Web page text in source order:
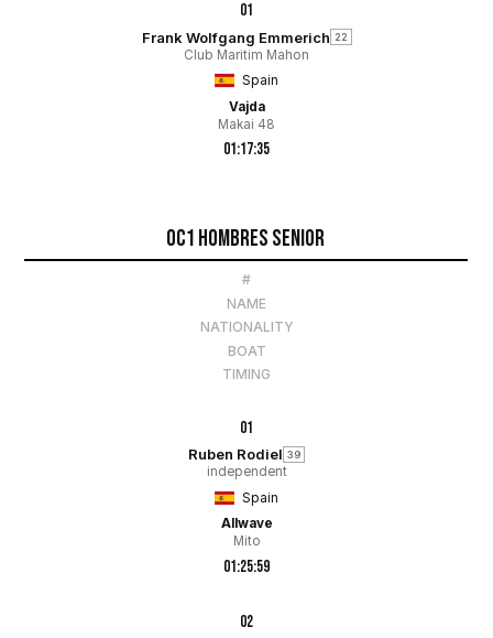
01
Frank Wolfgang Emmerich 22
Club Maritim Mahon
Spain
Vajda
Makai 48
01:17:35
OC1 Hombres Senior
#
NAME
NATIONALITY
BOAT
TIMING
01
Ruben Rodiel 39
independent
Spain
Allwave
Mito
01:25:59
02